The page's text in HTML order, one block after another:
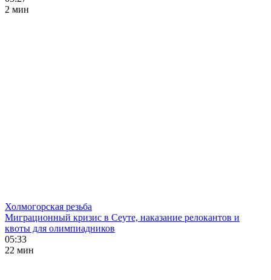
2 мин
Холмогорская резьба
Миграционный кризис в Сеуте, наказание релокантов и
квоты для олимпиадников
05:33
22 мин